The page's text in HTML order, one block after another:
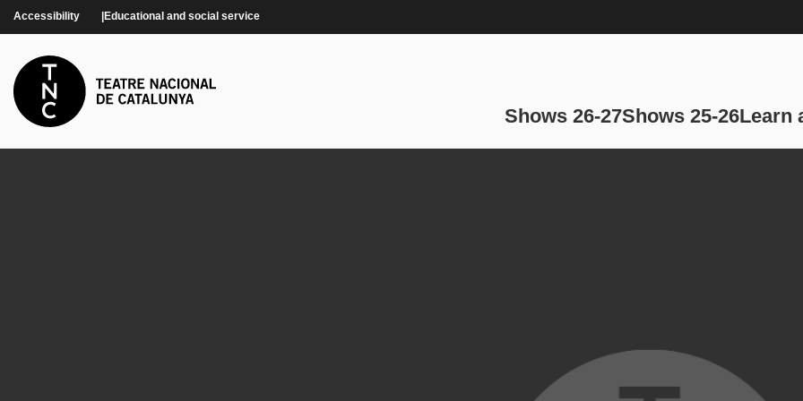
Accessibility Educational and social service
Main
Shows 26-27Shows 25-26Learn